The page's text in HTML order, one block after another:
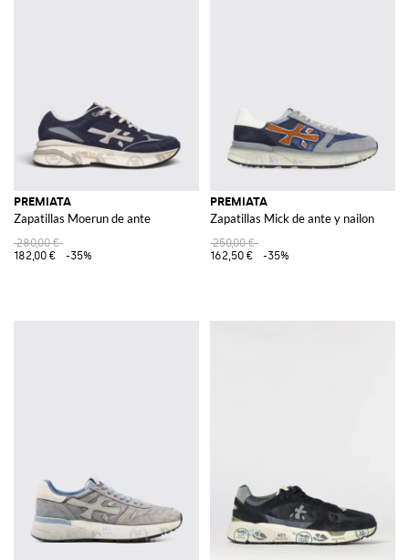
PREMIATA
Zapatillas Moerun de ante
280,00 €
182,00 €
-35%
PREMIATA
Zapatillas Mick de ante y nailon
250,00 €
162,50 €
-35%